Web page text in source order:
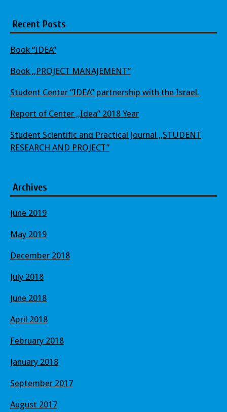
Recent Posts
Book “IDEA”
Book ,,PROJECT MANAJEMENT”
Student Center “IDEA” partnership with the Israel.
Report of Center ,,Idea” 2018 Year
Student Scientific and Practical Journal ,,STUDENT
RESEARCH AND PROJECT”
Archives
June 2019
May 2019
December 2018
July 2018
June 2018
April 2018
February 2018
January 2018
September 2017
August 2017